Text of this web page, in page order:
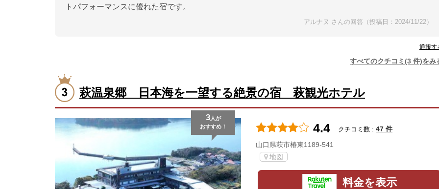
トパフォーマンスに優れた宿です。
アルナヌ さんの回答（投稿日：2024/11/22）
通報す
すべてのクチコミ(3 件)をみ
萩温泉郷 日本海を一望する絶景の宿 萩観光ホテル
3人が
おすすめ！
4.4 クチコミ数 : 47 件
山口県萩市椿東1189-541
地図
料金を表示